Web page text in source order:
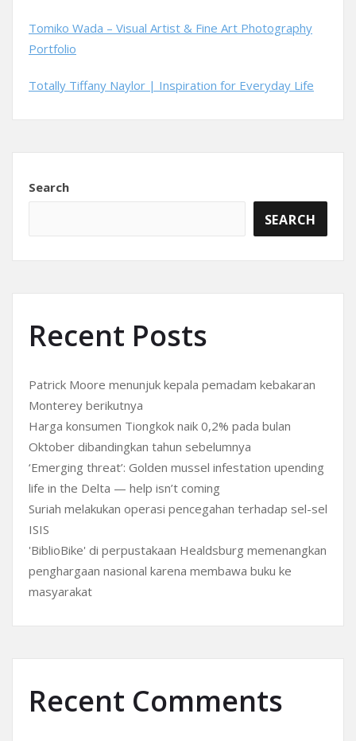
Tomiko Wada – Visual Artist & Fine Art Photography
Portfolio
Totally Tiffany Naylor | Inspiration for Everyday Life
Search
SEARCH
Recent Posts
Patrick Moore menunjuk kepala pemadam kebakaran
Monterey berikutnya
Harga konsumen Tiongkok naik 0,2% pada bulan
Oktober dibandingkan tahun sebelumnya
‘Emerging threat’: Golden mussel infestation upending
life in the Delta — help isn’t coming
Suriah melakukan operasi pencegahan terhadap sel-sel
ISIS
'BiblioBike' di perpustakaan Healdsburg memenangkan
penghargaan nasional karena membawa buku ke
masyarakat
Recent Comments